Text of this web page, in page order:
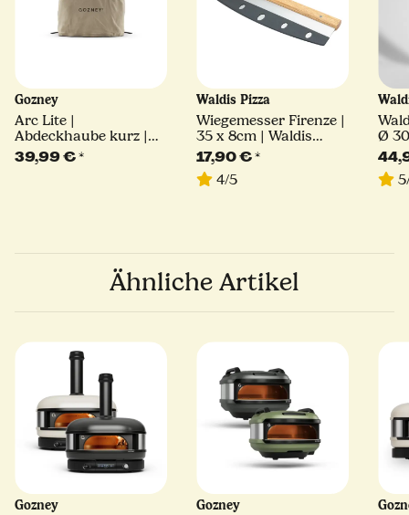
Gozney
Arc Lite |
Abdeckhaube kurz |
braun
39,99 €*
Waldis Pizza
Wiegemesser Firenze |
35 x 8cm | Waldis
Pizza
17,90 €*
4/5
Ø
Ähnliche Artikel
Gozney Gozney